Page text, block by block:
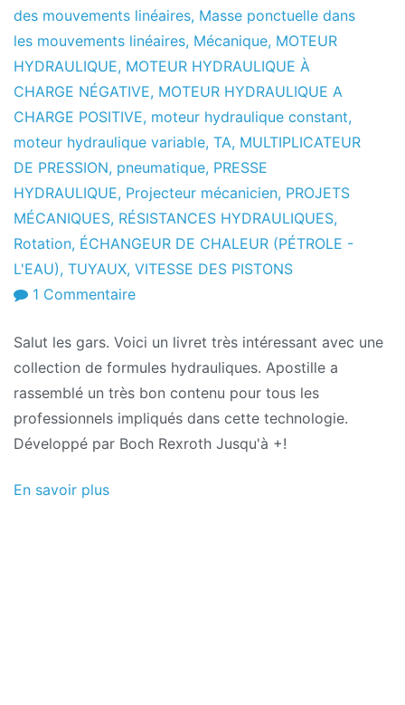
des mouvements linéaires, Masse ponctuelle dans
les mouvements linéaires, Mécanique, MOTEUR
HYDRAULIQUE, MOTEUR HYDRAULIQUE À
CHARGE NÉGATIVE, MOTEUR HYDRAULIQUE A
CHARGE POSITIVE, moteur hydraulique constant,
moteur hydraulique variable, TA, MULTIPLICATEUR
DE PRESSION, pneumatique, PRESSE
HYDRAULIQUE, Projecteur mécanicien, PROJETS
MÉCANIQUES, RÉSISTANCES HYDRAULIQUES,
Rotation, ÉCHANGEUR DE CHALEUR (PÉTROLE -
L'EAU), TUYAUX, VITESSE DES PISTONS
1 Commentairesur
de
formules
hydrauliques
Salut les gars. Voici un livret très intéressant avec une
collection de formules hydrauliques. Apostille a
rassemblé un très bon contenu pour tous les
professionnels impliqués dans cette technologie.
Développé par Boch Rexroth Jusqu'à +!
En savoir plus